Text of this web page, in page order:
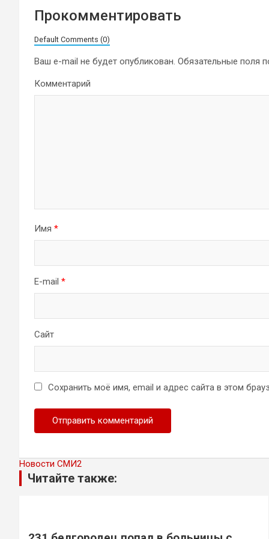
Прокомментировать
Default Comments (0)
Ваш e-mail не будет опубликован. Обязательные поля
Комментарий
Имя *
E-mail *
Сайт
Сохранить моё имя, email и адрес сайта в этом
Новости СМИ2
Читайте также: